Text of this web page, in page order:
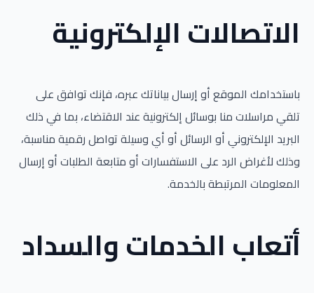
الاتصالات الإلكترونية
باستخدامك الموقع أو إرسال بياناتك عبره، فإنك توافق على
تلقي مراسلات منا بوسائل إلكترونية عند الاقتضاء، بما في ذلك
البريد الإلكتروني أو الرسائل أو أي وسيلة تواصل رقمية مناسبة،
وذلك لأغراض الرد على الاستفسارات أو متابعة الطلبات أو إرسال
المعلومات المرتبطة بالخدمة.
أتعاب الخدمات والسداد